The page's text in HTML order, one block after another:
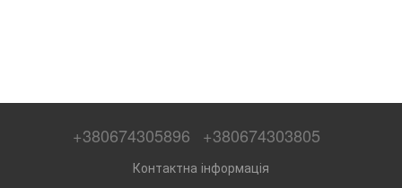
+380674305896 +380674303805
Контактна інформація